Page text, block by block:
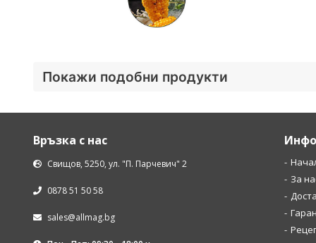
Покажи подобни продукти
Връзка с нас
Свищов, 5250, ул. "П. Парчевич" 2
0878 51 50 58
sales@allmag.bg
За